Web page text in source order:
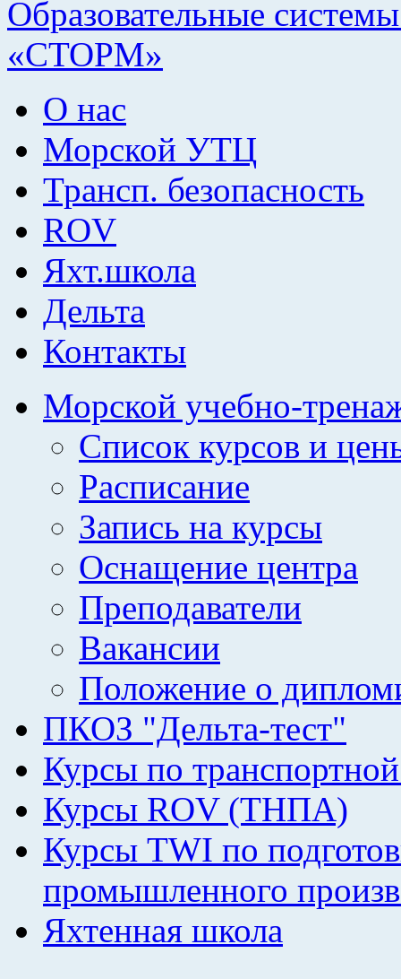
Образовательные
«СТОРМ»
О нас
Морской УТЦ
Трансп. безопасность
ROV
Яхт.школа
Дельта
Контакты
Морской учебно-
Список курсов и
Расписание
Запись на курсы
Оснащение центра
Преподаватели
Вакансии
Положение о
ПКОЗ "Дельта-тест"
Курсы по
Курсы ROV (ТНПА)
Курсы TWI по
промышленного
Яхтенная школа